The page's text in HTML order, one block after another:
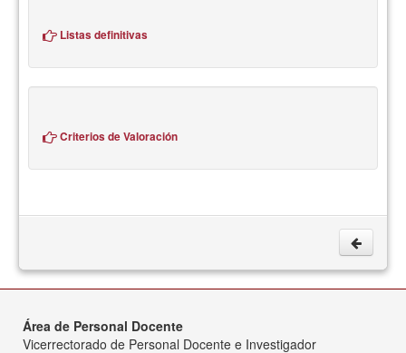
Listas definitivas
Criterios de Valoración
Área de Personal Docente
Vicerrectorado de Personal Docente e Investigador